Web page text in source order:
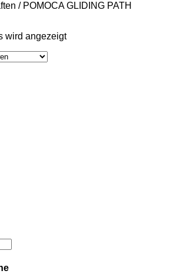
/POMOCA GLIDING PATH
wird angezeigt